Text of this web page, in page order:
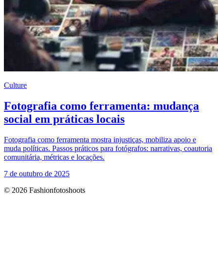
Culture
Fotografia como ferramenta: mudança
social em práticas locais
Fotografia como ferramenta mostra injustiças, mobiliza apoio e
muda políticas. Passos práticos para fotógrafos: narrativas, coautoria
comunitária, métricas e locações.
7 de outubro de 2025
© 2026 Fashionfotoshoots